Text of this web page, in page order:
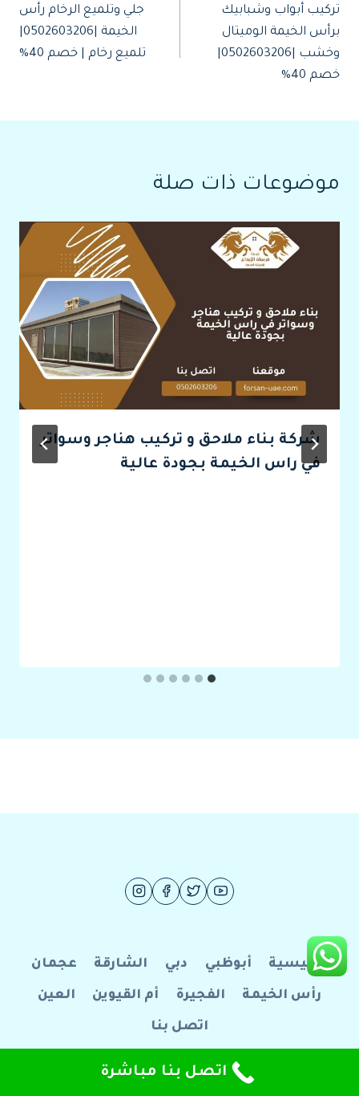
المقالات
تركيب أبواب وشبابيك
برأس الخيمة الوميتال
خصم 40%
جلي وتلميع الرخام رأس
تلميع رخام | خصم 40%
موضوعات ذات صلة
شركة بناء ملاحق و تركيب هناجر وسواتر
في راس الخيمة بجودة عالية
الرئيسية أبوظبي دبي الشارقة عجمان
رأس الخيمة الفجيرة أم القيوين العين
اتصل بنا
© 2026 فرسان الإبداع للصيانة العامة
اتصل بنا مباشرة